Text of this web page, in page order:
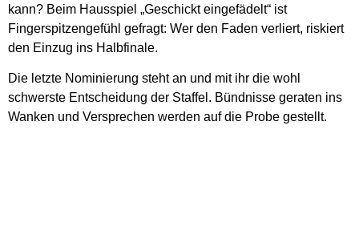
kann? Beim Hausspiel „Geschickt eingefädelt“ ist
Fingerspitzengefühl gefragt: Wer den Faden verliert, riskiert
den Einzug ins Halbfinale.
Die letzte Nominierung steht an und mit ihr die wohl
schwerste Entscheidung der Staffel. Bündnisse geraten ins
Wanken und Versprechen werden auf die Probe gestellt.